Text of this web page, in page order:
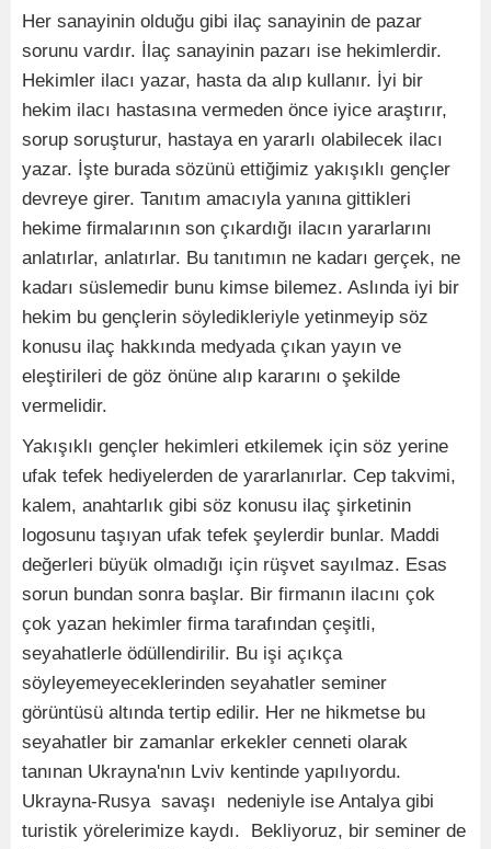
Her sanayinin olduğu gibi ilaç sanayinin de pazar
sorunu vardır. İlaç sanayinin pazarı ise hekimlerdir.
Hekimler ilacı yazar, hasta da alıp kullanır. İyi bir
hekim ilacı hastasına vermeden önce iyice araştırır,
sorup soruşturur, hastaya en yararlı olabilecek ilacı
yazar. İşte burada sözünü ettiğimiz yakışıklı gençler
devreye girer. Tanıtım amacıyla yanına gittikleri
hekime firmalarının son çıkardığı ilacın yararlarını
anlatırlar, anlatırlar. Bu tanıtımın ne kadarı gerçek, ne
kadarı süslemedir bunu kimse bilemez. Aslında iyi bir
hekim bu gençlerin söyledikleriyle yetinmeyip söz
konusu ilaç hakkında medyada çıkan yayın ve
eleştirileri de göz önüne alıp kararını o şekilde
vermelidir.
Yakışıklı gençler hekimleri etkilemek için söz yerine
ufak tefek hediyelerden de yararlanırlar. Cep takvimi,
kalem, anahtarlık gibi söz konusu ilaç şirketinin
logosunu taşıyan ufak tefek şeylerdir bunlar. Maddi
değerleri büyük olmadığı için rüşvet sayılmaz. Esas
sorun bundan sonra başlar. Bir firmanın ilacını çok
çok yazan hekimler firma tarafından çeşitli,
seyahatlerle ödüllendirilir. Bu işi açıkça
söyleyemeyeceklerinden seyahatler seminer
görüntüsü altında tertip edilir. Her ne hikmetse bu
seyahatler bir zamanlar erkekler cenneti olarak
tanınan Ukrayna'nın Lviv kentinde yapılıyordu.
Ukrayna-Rusya savaşı nedeniyle ise Antalya gibi
turistik yörelerimize kaydı. Bekliyoruz, bir seminer de